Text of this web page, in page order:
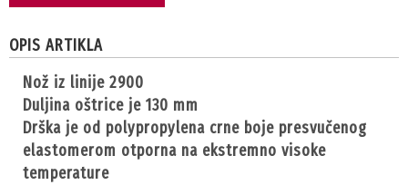
OPIS ARTIKLA
nož iz linije 2900
duljina oštrice je 130 mm
drška je od polypropylena crne boje presvučenog
elastomerom otporna na ekstremno visoke
temperature